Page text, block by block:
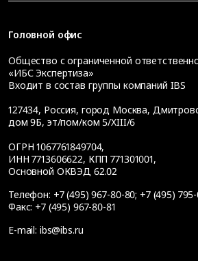
Головной офис
Общество с ограниченной
«ИБС Экспертиза»
Входит в состав группы компаний IBS
127434, Россия, город Москва,
дом 9Б, эт/пом/ком 5/XIII/6
ОГРН 1067761849704,
ИНН 7713606622, КПП 771301001,
Основной ОКВЭД 62.02
Телефон: +7 (495) 967-80-80; +7 (495) 795-
Факс: +7 (495) 967-80-81
E-mail: ibs@ibs.ru